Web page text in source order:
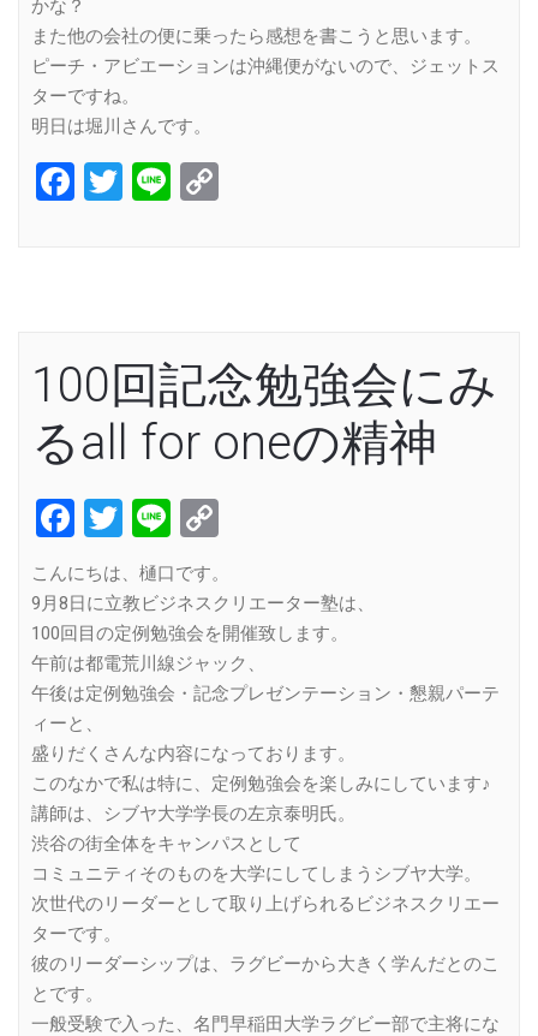
かな？
また他の会社の便に乗ったら感想を書こうと思います。
ピーチ・アビエーションは沖縄便がないので、ジェットス
ターですね。
明日は堀川さんです。
Facebook
Twitter
Line
100回記念勉強会にみ
るall for oneの精神
Facebook
Twitter
Line
こんにちは、樋口です。
9月8日に立教ビジネスクリエーター塾は、
100回目の定例勉強会を開催致します。
午前は都電荒川線ジャック、
午後は定例勉強会・記念プレゼンテーション・懇親パーテ
ィーと、
盛りだくさんな内容になっております。
このなかで私は特に、定例勉強会を楽しみにしています♪
講師は、シブヤ大学学長の左京泰明氏。
渋谷の街全体をキャンパスとして
コミュニティそのものを大学にしてしまうシブヤ大学。
次世代のリーダーとして取り上げられるビジネスクリエー
ターです。
彼のリーダーシップは、ラグビーから大きく学んだとのこ
とです。
一般受験で入った、名門早稲田大学ラグビー部で主将にな